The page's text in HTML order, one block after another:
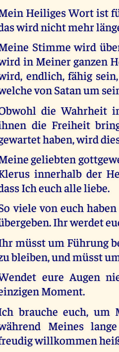
Heiliges Wort ist
wird nicht mehr
Stimme wird
in Meiner ganzen
endlich, fähig
von Satan um
die Wahrheit
die Freiheit
haben, wird
geliebten
innerhalb der
Ich euch alle liebe.
viele von euch
Ihr werdet
müsst um Führung
bleiben, und müsst
eure Augen
Moment.
brauche euch, um
Meines
willkommen